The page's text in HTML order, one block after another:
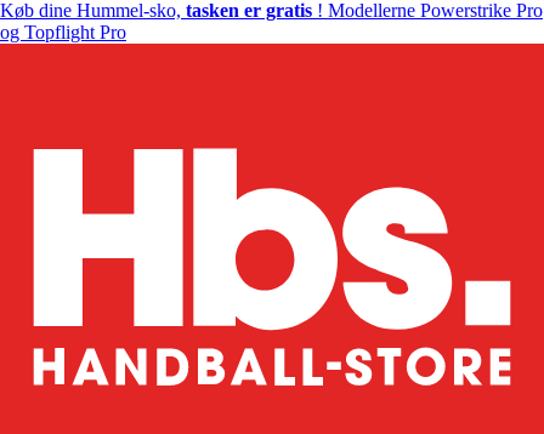
Køb dine Hummel-sko, tasken er gratis ! Modellerne Powerstrike Pro
og Topflight Pro